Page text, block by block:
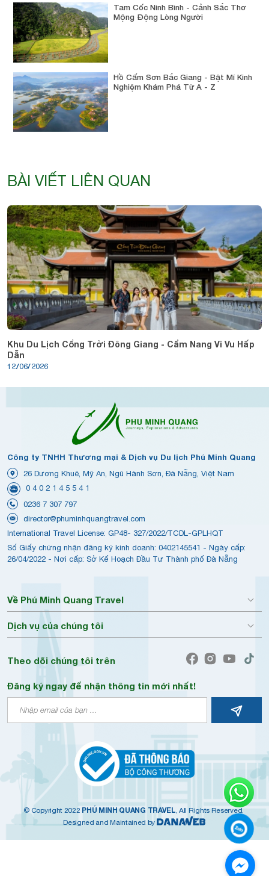
Tam Cốc Ninh Bình - Cảnh Sắc Thơ
Mộng Động Lòng Người
Hồ Cấm Sơn Bắc Giang - Bật Mí Kinh
Nghiệm Khám Phá Từ A - Z
BÀI VIẾT LIÊN QUAN
Khu Du Lịch Cổng Trời Đông Giang - Cẩm Nang Vi Vu Hấp
Dẫn
12/06/2026
Công ty TNHH Thương mại & Dịch vụ Du lịch Phú Minh Quang
26 Dương Khuê, Mỹ An, Ngũ Hành Sơn, Đà Nẵng, Việt Nam
0 4 0 2 1 4 5 5 4 1
0236 7 307 797
director@phuminhquangtravel.com
International Travel License: GP48- 327/2022/TCDL-GPLHQT
Số Giấy chứng nhận đăng ký kinh doanh: 0402145541 - Ngày cấp:
26/04/2022 - Nơi cấp: Sở Kế Hoạch Đầu Tư Thành phố Đà Nẵng
Về Phú Minh Quang Travel
Dịch vụ của chúng tôi
Theo dõi chúng tôi trên
Đăng ký ngay để nhận thông tin mới nhất!
© Copyright 2022 PHÚ MINH QUANG TRAVEL , All Rights Reserved.
Designed and Maintained by